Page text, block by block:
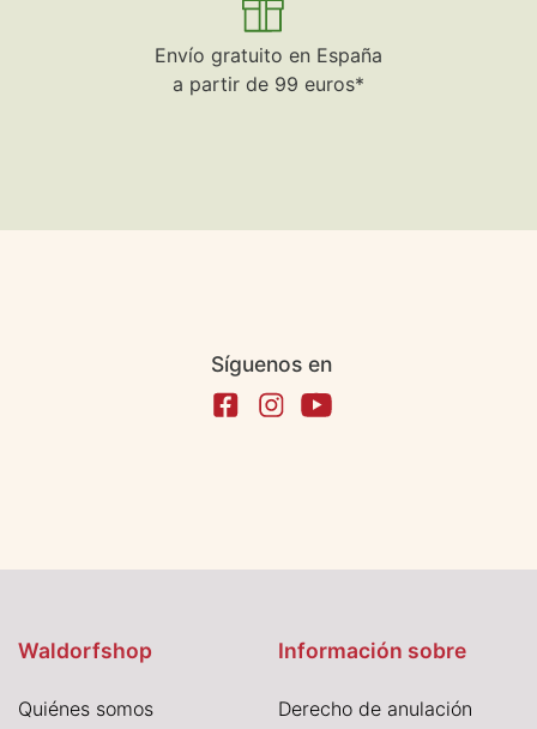
Envío gratuito en España
a partir de 99 euros*
Síguenos en
Waldorfshop
Quiénes somos
Información sobre
Derecho de anulación